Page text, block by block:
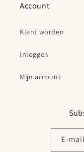
Account
Klant worden
Inloggen
Mijn account
E‑mail